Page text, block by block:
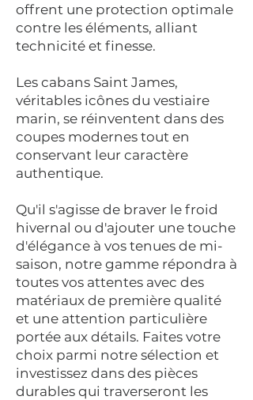
offrent une protection optimale
contre les éléments, alliant
technicité et finesse.
Les cabans Saint James,
véritables icônes du vestiaire
marin, se réinventent dans des
coupes modernes tout en
conservant leur caractère
authentique.
Qu'il s'agisse de braver le froid
hivernal ou d'ajouter une touche
d'élégance à vos tenues de mi-
saison, notre gamme répondra à
toutes vos attentes avec des
matériaux de première qualité
et une attention particulière
portée aux détails. Faites votre
choix parmi notre sélection et
investissez dans des pièces
durables qui traverseront les